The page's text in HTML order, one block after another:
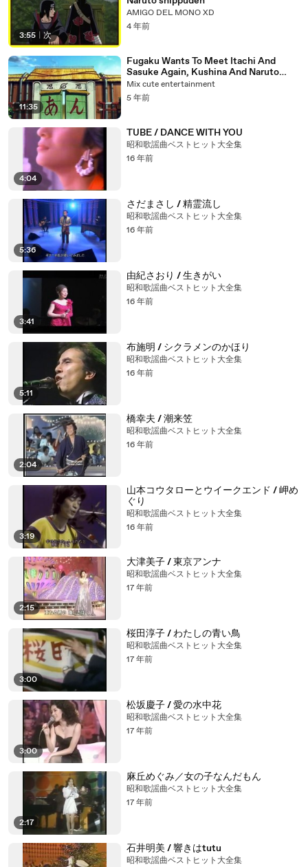
3:55 次
AMIGO DEL MONO XD
4 年前
11:35
Fugaku Wants To Meet Itachi And
Sasuke Again, Kushina And Naruto
Combined Pass Chibaku Tensei
Mix cute entertainment
5 年前
4:04
TUBE / DANCE WITH YOU
昭和歌謡曲ベストヒット大全集
16 年前
5:36
さだまさし / 精霊流し
昭和歌謡曲ベストヒット大全集
16 年前
3:41
由紀さおり / 生きがい
昭和歌謡曲ベストヒット大全集
16 年前
5:11
布施明 / シクラメンのかほり
昭和歌謡曲ベストヒット大全集
16 年前
2:04
橋幸夫 / 潮来笠
昭和歌謡曲ベストヒット大全集
16 年前
3:19
山本コウタローとウイークエンド / 岬め
ぐり
昭和歌謡曲ベストヒット大全集
16 年前
2:15
大津美子 / 東京アンナ
昭和歌謡曲ベストヒット大全集
17 年前
3:00
桜田淳子 / わたしの青い鳥
昭和歌謡曲ベストヒット大全集
17 年前
3:00
松坂慶子 / 愛の水中花
昭和歌謡曲ベストヒット大全集
17 年前
2:17
麻丘めぐみ／女の子なんだもん
昭和歌謡曲ベストヒット大全集
17 年前
石井明美 / 響きはtutu
昭和歌謡曲ベストヒット大全集